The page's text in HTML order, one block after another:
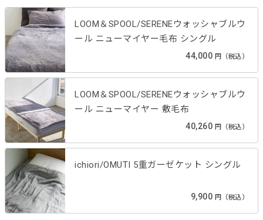
LOOM＆SPOOL/SERENEウォッシャブルウ
ール ニューマイヤー毛布 シングル
44,000 円（税込）
LOOM＆SPOOL/SERENEウォッシャブルウ
ール ニューマイヤー 敷毛布
40,260 円（税込）
ichiori/OMUTI 5重ガーゼケット シングル
9,900 円（税込）